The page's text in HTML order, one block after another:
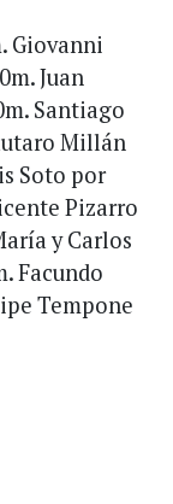
Giovanni
Juan
Santiago
Millán
Soto por
Pizarro
y Carlos
Facundo
Tempone